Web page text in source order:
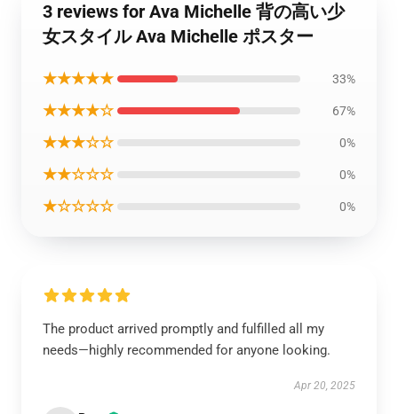
3 reviews for Ava Michelle 背の高い少
女スタイル Ava Michelle ポスター
★★★★★ 33%
★★★★☆ 67%
★★★☆☆ 0%
★★☆☆☆ 0%
★☆☆☆☆ 0%
The product arrived promptly and fulfilled all my
needs—highly recommended for anyone looking.
Apr 20, 2025